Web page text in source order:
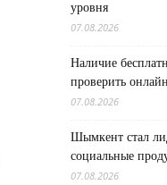
уровня
07.08.2026
Наличие
проверить онлайн
07.08.2026
Шымкент стал
социальные
07.08.2026